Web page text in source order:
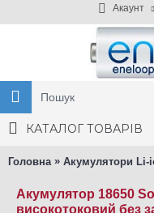
Акаунт
КАТАЛОГ ТОВАРІВ
Головна » Акумулятори Li-
Акумулятор 18650
високотоковий без